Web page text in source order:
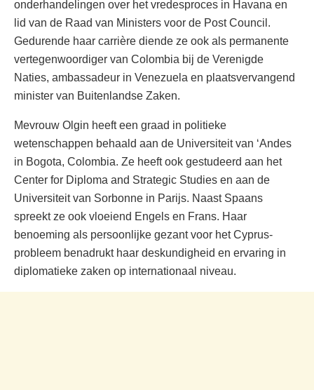
onderhandelingen over het vredesproces in Havana en
lid van de Raad van Ministers voor de Post Council.
Gedurende haar carrière diende ze ook als permanente
vertegenwoordiger van Colombia bij de Verenigde
Naties, ambassadeur in Venezuela en plaatsvervangend
minister van Buitenlandse Zaken.
Mevrouw Olgin heeft een graad in politieke
wetenschappen behaald aan de Universiteit van ‘Andes
in Bogota, Colombia. Ze heeft ook gestudeerd aan het
Center for Diploma and Strategic Studies en aan de
Universiteit van Sorbonne in Parijs. Naast Spaans
spreekt ze ook vloeiend Engels en Frans. Haar
benoeming als persoonlijke gezant voor het Cyprus-
probleem benadrukt haar deskundigheid en ervaring in
diplomatieke zaken op internationaal niveau.